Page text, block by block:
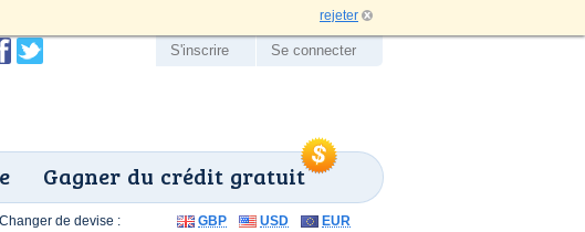
rejeter
Gagner du crédit gratuit
S'inscrire Se connecter
Changer de devise : GBP USD EUR